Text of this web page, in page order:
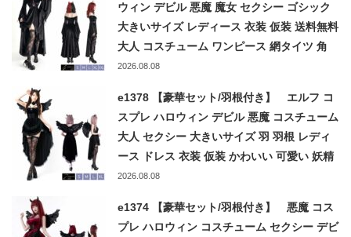
ウィン デビル 悪魔 魔女 セクシー ゴシック
大きいサイズ レディース 衣装 仮装 送料無料
大人 コスチューム ワンピース 網タイツ 角
ネックレス 忘年会 S M L XL XXL devil
2026.08.08
e1378 【豪華セット/羽根付き】 エルフ コ
スプレ ハロウィン デビル 悪魔 コスチューム
大人 セクシー 大きいサイズ 羽 羽根 レディ
ース ドレス 衣装 仮装 かわいい 可愛い 妖精
送料無料 悪魔の羽 耳 S M L XL ブラック 黒
2026.08.08
e1374 【豪華セット/羽根付き】 悪魔 コス
プレ ハロウィン コスチューム セクシー デビ